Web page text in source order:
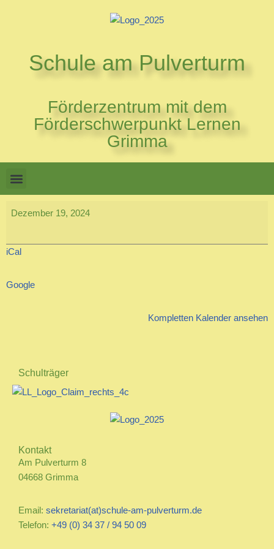
springenSchule am Pulverturm
Förderzentrum mit dem
Förderschwerpunkt Lernen
Grimma
Dezember 19, 2024
iCal
Google
Kompletten Kalender ansehen
Schulträger
Kontakt
Am Pulverturm 8
04668 Grimma
Email: sekretariat(at)schule-am-pulverturm.de
Telefon: +49 (0) 34 37 / 94 50 09